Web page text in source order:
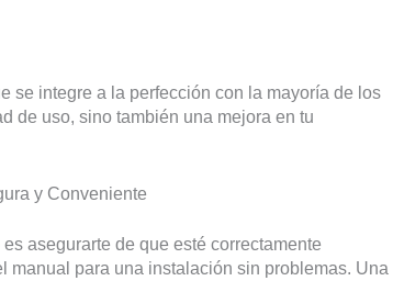
se integre a la perfección con la mayoría de los
de uso, sino también una mejora en tu
y Conveniente
asegurarte de que esté correctamente
para una instalación sin problemas. Una